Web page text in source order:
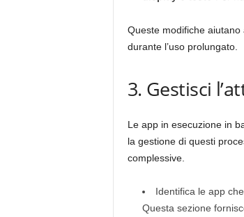
Queste modifiche
durante l’uso prolungato.
3. Gestisci
Le app in esecuzione in
la gestione di questi
complessive.
Identifica le app
Questa sezione